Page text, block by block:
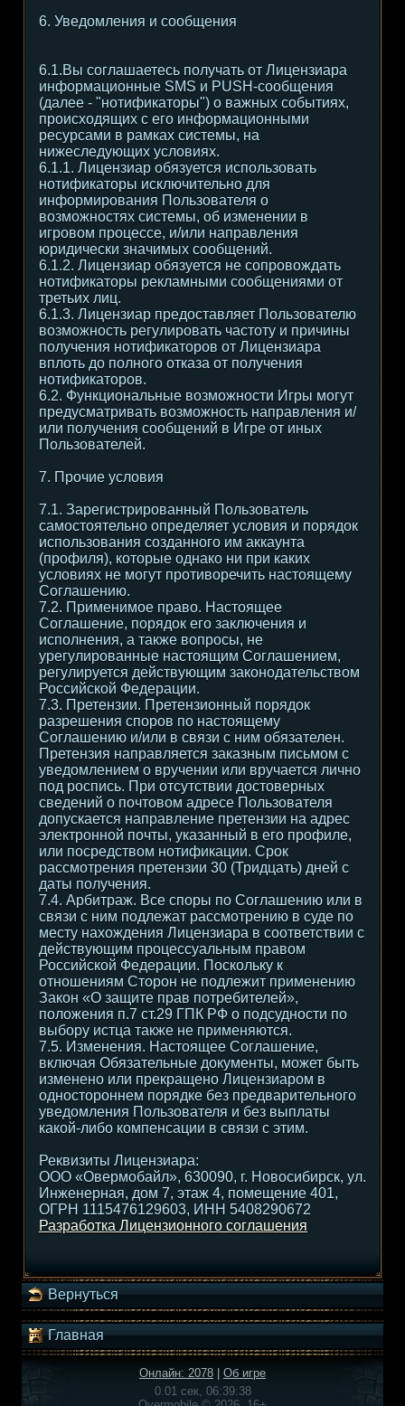
6. Уведомления и сообщения
6.1.Вы соглашаетесь получать от Лицензиара
информационные SMS и PUSH-сообщения
(далее - "нотификаторы") о важных событиях,
происходящих с его информационными
ресурсами в рамках системы, на
нижеследующих условиях.
6.1.1. Лицензиар обязуется использовать
нотификаторы исключительно для
информирования Пользователя о
возможностях системы, об изменении в
игровом процессе, и/или направления
юридически значимых сообщений.
6.1.2. Лицензиар обязуется не сопровождать
нотификаторы рекламными сообщениями от
третьих лиц.
6.1.3. Лицензиар предоставляет Пользователю
возможность регулировать частоту и причины
получения нотификаторов от Лицензиара
вплоть до полного отказа от получения
нотификаторов.
6.2. Функциональные возможности Игры могут
предусматривать возможность направления и/
или получения сообщений в Игре от иных
Пользователей.
7. Прочие условия
7.1. Зарегистрированный Пользователь
самостоятельно определяет условия и порядок
использования созданного им аккаунта
(профиля), которые однако ни при каких
условиях не могут противоречить настоящему
Соглашению.
7.2. Применимое право. Настоящее
Соглашение, порядок его заключения и
исполнения, а также вопросы, не
урегулированные настоящим Соглашением,
регулируется действующим законодательством
Российской Федерации.
7.3. Претензии. Претензионный порядок
разрешения споров по настоящему
Соглашению и/или в связи с ним обязателен.
Претензия направляется заказным письмом с
уведомлением о вручении или вручается лично
под роспись. При отсутствии достоверных
сведений о почтовом адресе Пользователя
допускается направление претензии на адрес
электронной почты, указанный в его профиле,
или посредством нотификации. Срок
рассмотрения претензии 30 (Тридцать) дней с
даты получения.
7.4. Арбитраж. Все споры по Соглашению или в
связи с ним подлежат рассмотрению в суде по
месту нахождения Лицензиара в соответствии с
действующим процессуальным правом
Российской Федерации. Поскольку к
отношениям Сторон не подлежит применению
Закон «О защите прав потребителей»,
положения п.7 ст.29 ГПК РФ о подсудности по
выбору истца также не применяются.
7.5. Изменения. Настоящее Соглашение,
включая Обязательные документы, может быть
изменено или прекращено Лицензиаром в
одностороннем порядке без предварительного
уведомления Пользователя и без выплаты
какой-либо компенсации в связи с этим.
Реквизиты Лицензиара:
ООО «Овермобайл», 630090, г. Новосибирск, ул.
Инженерная, дом 7, этаж 4, помещение 401,
ОГРН 1115476129603, ИНН 5408290672
Разработка Лицензионного соглашения
Вернуться
Главная
Онлайн: 2078
Об игре
0.01 сек, 06:39:38